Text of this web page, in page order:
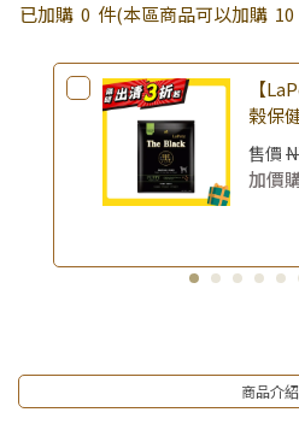
已加購 0 件(本區商品可以加購 10
【
榖保
｜(廠
狗飼
即期
售價
加價
商品介紹